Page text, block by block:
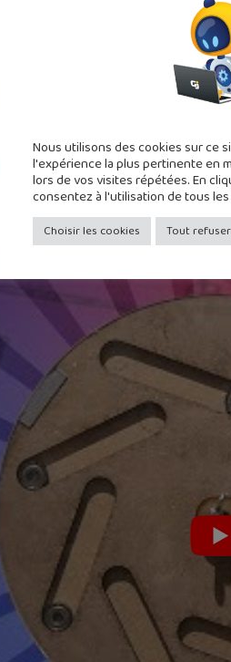
– Machines
une chaîne passionnante
à cause des principes de la
Nous utilisons des cookies sur ce
l'expérience la plus pertinente en
lors de vos visites répétées. En
consentez à l'utilisation de tous
Choisir les cookies Tout refuser